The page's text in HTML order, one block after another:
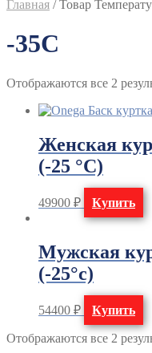
Главная /Товар
-35C
Отображаются все 2
Женская
(-25 °C)
49900 ₽ Купить
Мужская
(-25°с)
54400 ₽ Купить
Отображаются все 2